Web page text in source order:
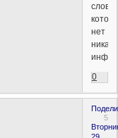
нет
0
5
29